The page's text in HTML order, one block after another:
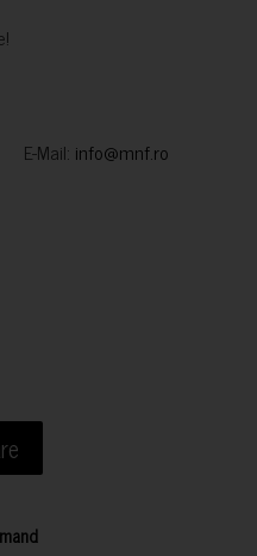
Mail: info@mnf.ro